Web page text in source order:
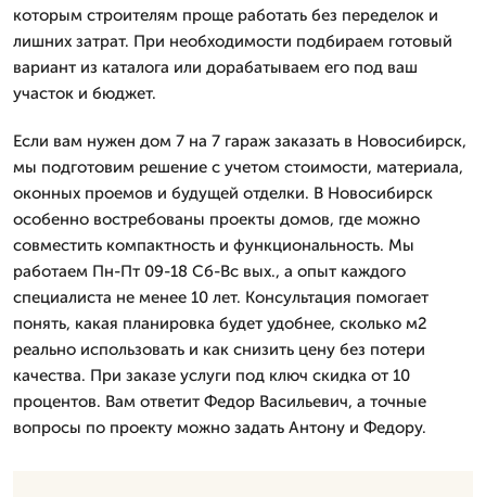
которым строителям проще работать без переделок и
лишних затрат. При необходимости подбираем готовый
вариант из каталога или дорабатываем его под ваш
участок и бюджет.
Если вам нужен дом 7 на 7 гараж заказать в Новосибирск,
мы подготовим решение с учетом стоимости, материала,
оконных проемов и будущей отделки. В Новосибирск
особенно востребованы проекты домов, где можно
совместить компактность и функциональность. Мы
работаем Пн-Пт 09-18 Сб-Вс вых., а опыт каждого
специалиста не менее 10 лет. Консультация помогает
понять, какая планировка будет удобнее, сколько м2
реально использовать и как снизить цену без потери
качества. При заказе услуги под ключ скидка от 10
процентов. Вам ответит Федор Васильевич, а точные
вопросы по проекту можно задать Антону и Федору.